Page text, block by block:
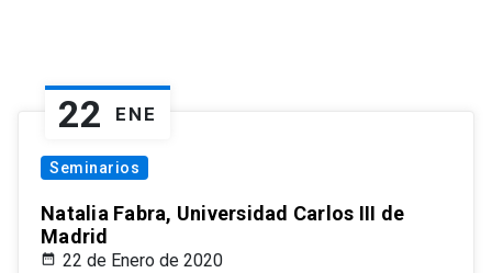
22 ENE
Seminarios
Natalia Fabra, Universidad Carlos III de
Madrid
22 de Enero de 2020